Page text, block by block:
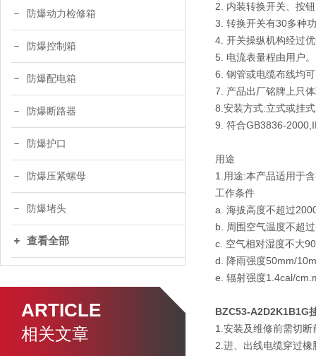
防爆动力检修箱
防爆控制箱
防爆配电箱
防爆断路器
防爆护口
防爆压紧螺母
防爆堵头
查看全部
ARTICLE
相关文章
2. 内装转换开关、按
3. 转换开关有30多种
4. 开关操纵机构经过
5. 电流表量程由用户。
6. 钢管或电缆布线均
7. 产品出厂铭牌上只
8.安装方式:立式或挂式
9. 符合GB3836-
用途
1.用途:本产品适用于
工作条件
a. 海拔高度不超过
b. 周围空气温度不超
c. 空气相对湿度不大
d. 降雨强度50mm/
e. 辐射强度1.4cal/
BZC53-A2D2K1B1G
1.安装及维修前需切断
2.进、出线电缆穿过